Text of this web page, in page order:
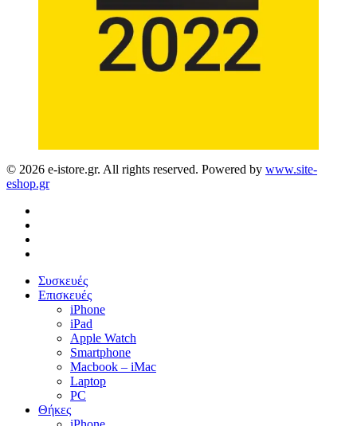
© 2026 e-istore.gr. All rights reserved. Powered by www.site-
eshop.gr
Close
Menu
Συσκευές
Επισκευές
iPhone
iPad
Apple Watch
Smartphone
Macbook – iMac
Laptop
PC
Θήκες